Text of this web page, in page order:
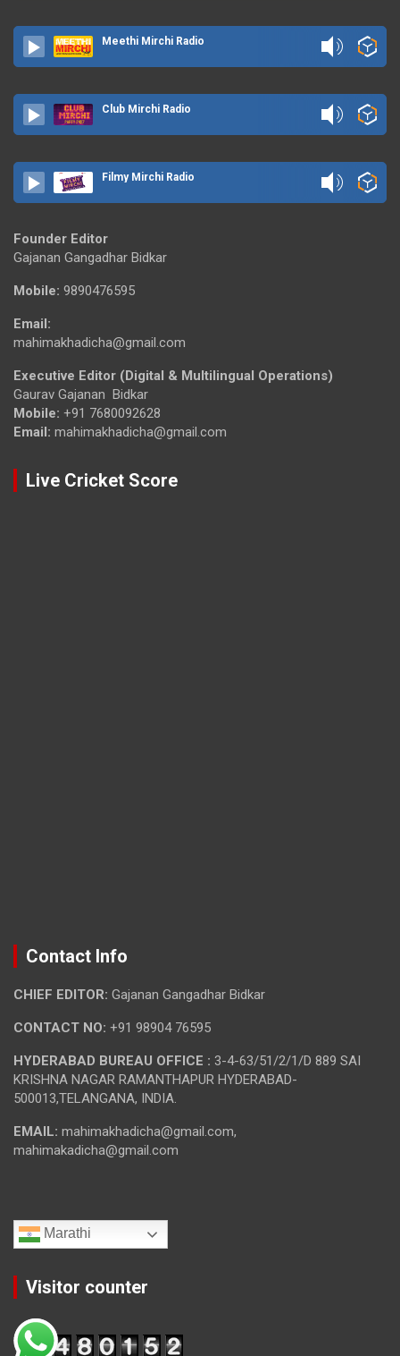
Meethi Mirchi Radio
Club Mirchi Radio
Filmy Mirchi Radio
Founder Editor
Gajanan Gangadhar Bidkar
Mobile: 9890476595
Email:
mahimakhadicha@gmail.com
Executive Editor (Digital & Multilingual Operations)
Gaurav Gajanan Bidkar
Mobile: +91 7680092628
Email: mahimakhadicha@gmail.com
Live Cricket Score
Contact Info
CHIEF EDITOR: Gajanan Gangadhar Bidkar
CONTACT NO: +91 98904 76595
HYDERABAD BUREAU OFFICE : 3-4-63/51/2/1/D 889 SAI
KRISHNA NAGAR RAMANTHAPUR HYDERABAD-
500013,TELANGANA, INDIA.
EMAIL: mahimakhadicha@gmail.com,
mahimakadicha@gmail.com
Marathi
Visitor counter